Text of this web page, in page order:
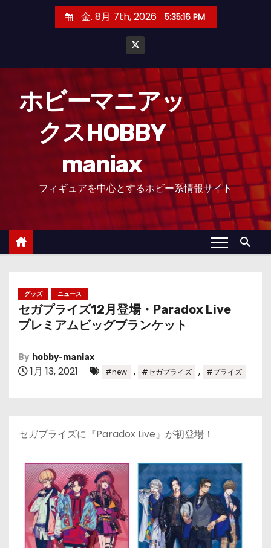
金. 8月 7th, 2026 5:35:17 PM
ホビーマニアッ
クスHOBBY
maniax
フィギュアを中心とするホビー系情報サイト
グッズ ニュース
セガプライズ12月登場・Paradox Live
プレミアムビッグブランケット
By hobby-maniax
1月 13, 2021 #new , #セガプライズ , #プライズ
セガプライズに『Paradox Live』が初登場！